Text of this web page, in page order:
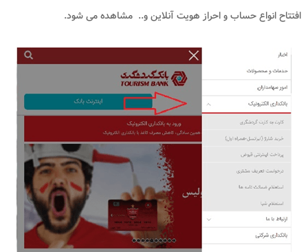
افتتاح انواع حساب و احراز هویت آنلاین و.. مشاهده می شود.